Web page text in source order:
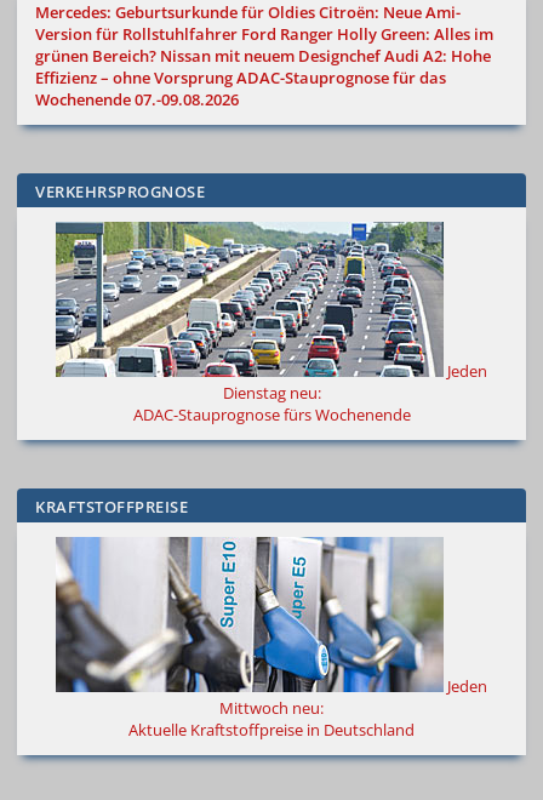
Mercedes: Geburtsurkunde für OldiesCitroën: Neue Ami-
Version für Rollstuhlfahrer Ford Ranger Holly Green: Alles im
grünen Bereich? Nissan mit neuem DesignchefAudi A2: Hohe
Effizienz – ohne VorsprungADAC-Stauprognose für das
Wochenende 07.-09.08.2026
VERKEHRSPROGNOSE
Jeden
Dienstag neu:
ADAC-Stauprognose fürs Wochenende
KRAFTSTOFFPREISE
Jeden
Mittwoch neu:
Aktuelle Kraftstoffpreise in Deutschland